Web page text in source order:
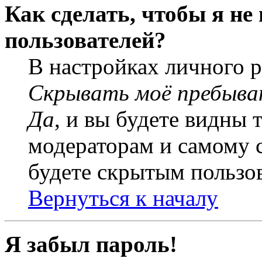
Как сделать, чтобы я
пользователей?
В настройках личного
Скрывать моё
Да, и вы будете видны
модераторам и самому
будете скрытым
Вернуться к началу
Я забыл пароль!